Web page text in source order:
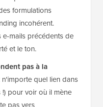
formulations
incohérent.
mails précédents de
et le ton.
pas à la
n'importe quel lien dans
pour voir où il mène